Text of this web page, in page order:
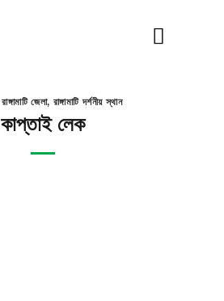
রাঙ্গামাটি জেলা, রাঙ্গামাটি দর্শনীয় স্থান
কাপ্তাই লেক